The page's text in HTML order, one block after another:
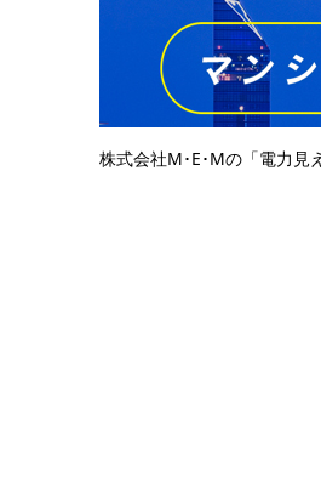
株式会社M･E･Mの「電力見